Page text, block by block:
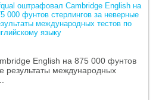
оштрафовал Cambridge English на
000 фунтов стерлингов за неверные
международных тестов по
языку
English на 875 000 фунтов
результаты международных